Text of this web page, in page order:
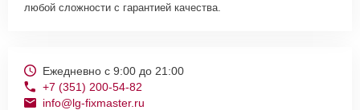
любой сложности с гарантией качества.
Ежедневно с 9:00 до 21:00
+7 (351) 200-54-82
info@lg-fixmaster.ru